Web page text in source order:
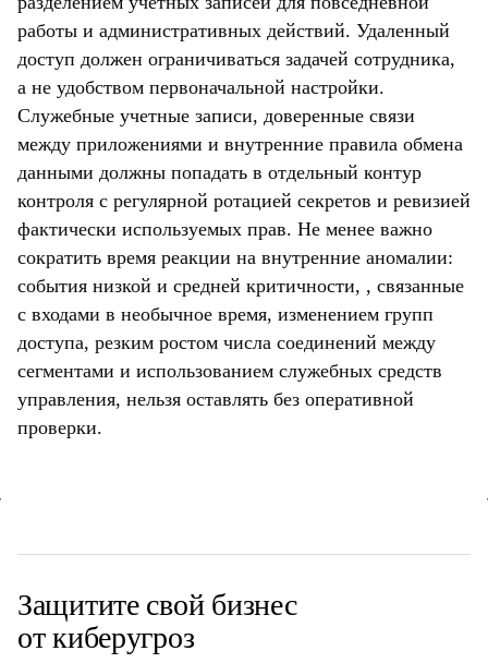
работы и административных действий. Удаленный
доступ должен ограничиваться задачей сотрудника,
а не удобством первоначальной настройки.
Служебные учетные записи, доверенные связи
между приложениями и внутренние правила обмена
данными должны попадать в отдельный контур
контроля с регулярной ротацией секретов и ревизией
фактически используемых прав. Не менее важно
сократить время реакции на внутренние аномалии:
события низкой и средней критичности, , связанные
с входами в необычное время, изменением групп
доступа, резким ростом числа соединений между
сегментами и использованием служебных средств
управления, нельзя оставлять без оперативной
проверки.
Защитите свой бизнес
от киберугроз